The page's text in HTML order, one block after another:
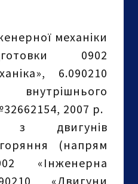
механіки
0902
6.090210
2007 р.
з двигунів
(напрям
«Інженерна
«Двигуни